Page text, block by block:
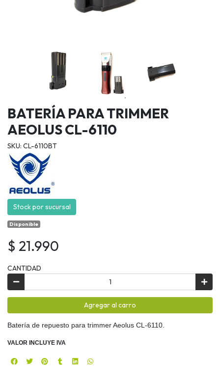
BATERÍA PARA TRIMMER
AEOLUS CL-6110
SKU: CL-6110BT
Stock por sucursal
Disponible
$ 21.990
CANTIDAD
Agregar al carro
Batería de repuesto para trimmer Aeolus CL-6110.
VALOR INCLUYE IVA